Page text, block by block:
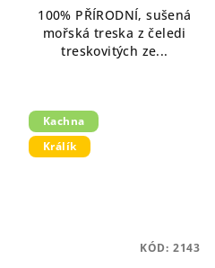
100% PŘÍRODNÍ, sušená
mořská treska z čeledi
treskovitých ze...
Kachna
Králík
KÓD: 2143